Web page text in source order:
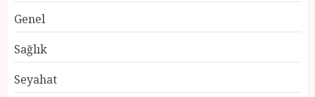
Genel
Sağlık
Seyahat
5